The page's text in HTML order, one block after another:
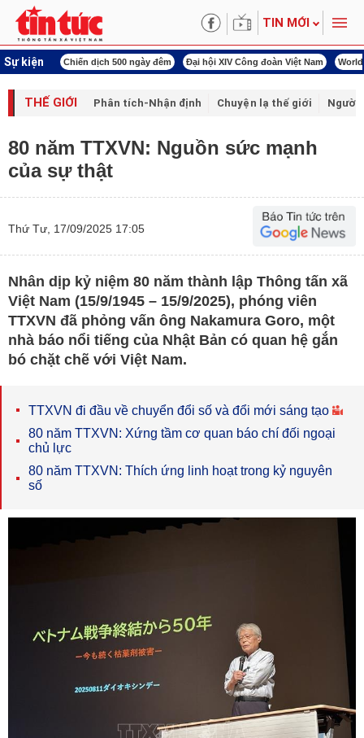
TIN MỚI
Sự kiện
500 ngày đêm Đại hội XIV Công đoàn Việt Nam World Cup 2026 Kỳ
THẾ GIỚI Phân tích-Nhận định Chuyện lạ thế giới Người
80 năm TTXVN: Nguồn sức mạnh
của sự thật
Thứ Tư, 17/09/2025 17:05
Nhân dịp kỷ niệm 80 năm thành lập Thông tấn xã
Việt Nam (15/9/1945 – 15/9/2025), phóng viên
TTXVN đã phỏng vấn ông Nakamura Goro, một
nhà báo nổi tiếng của Nhật Bản có quan hệ gắn
bó chặt chẽ với Việt Nam.
TTXVN đi đầu về chuyển đổi số và đổi mới sáng tạo
80 năm TTXVN: Xứng tầm cơ quan báo chí đối ngoại
chủ lực
80 năm TTXVN: Thích ứng linh hoạt trong kỷ nguyên
số